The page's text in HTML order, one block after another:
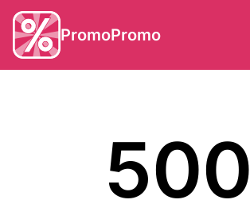
PromoPromo
500